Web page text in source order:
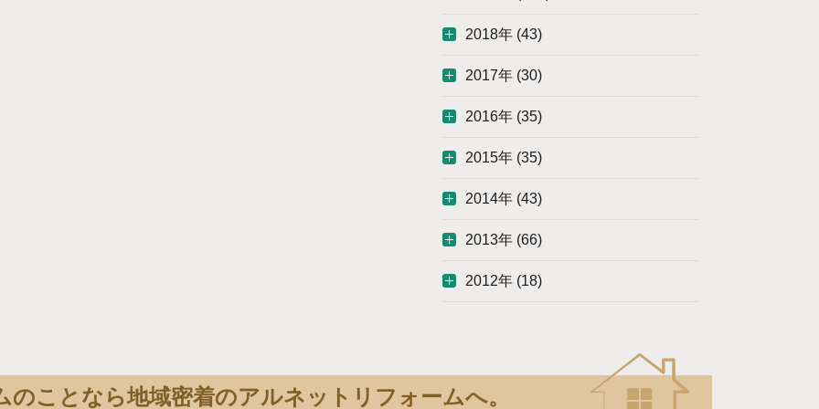
2018年 (43)
2017年 (30)
2016年 (35)
2015年 (35)
2014年 (43)
2013年 (66)
2012年 (18)
のことなら地域密着のアルネットリフォームへ。